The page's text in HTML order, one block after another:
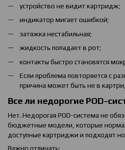
устройство не видит картридж;
индикатор мигает ошибкой;
затяжка нестабильная;
жидкость попадает в рот;
контакты быстро становятся
Если проблема повторяется с
причина может быть не в
Все ли недорогие POD-
Нет. Недорогая POD-система не
бюджетные модели, которые
доступные картриджи и подходят
Важно отличать: